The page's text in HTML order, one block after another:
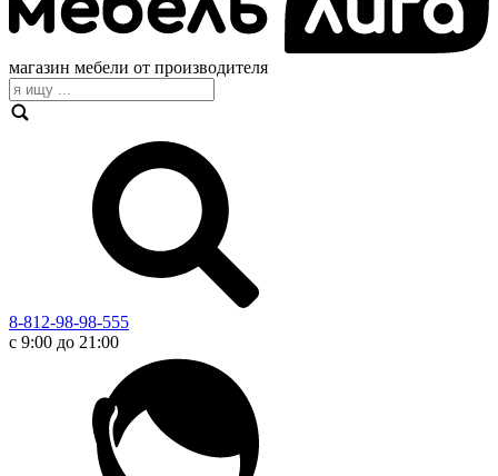
магазин мебели от производителя
8-812-98-98-555
с 9:00 до 21:00